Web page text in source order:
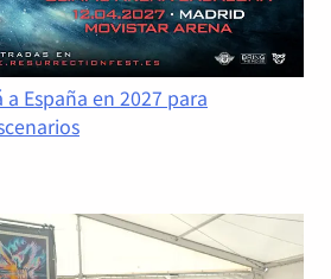
España en 2027 para